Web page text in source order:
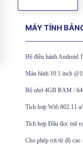
MÁY TÍNH
Hệ điều hành Android
Màn hình 10.1 inch
Bộ nhớ 4GB RAM /
Tích hợp Wifi 802.11
Tích hợp Đầu đọc mã
Cho phép rơi từ độ cao